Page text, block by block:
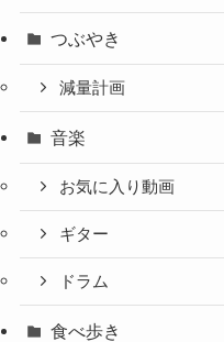
つぶやき
減量計画
音楽
お気に入り動画
ギター
ドラム
食べ歩き